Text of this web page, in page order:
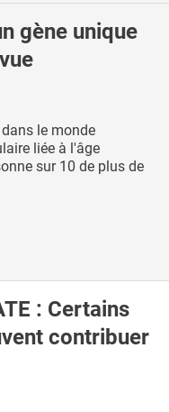
gène unique
le monde
liée à l'âge
sur 10 de plus de
: Certains
contribuer